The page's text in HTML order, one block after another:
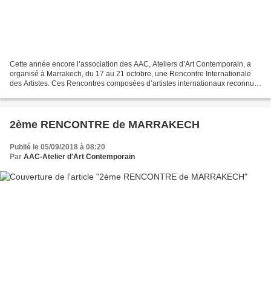
Cette année encore l’association des AAC, Ateliers d’Art Contemporain, a
organisé à Marrakech, du 17 au 21 octobre, une Rencontre Internationale
des Artistes. Ces Rencontres composées d’artistes internationaux reconnus,
2ème RENCONTRE de MARRAKECH
Publié le 05/09/2018 à 08:20
Par AAC-Atelier d'Art Contemporain